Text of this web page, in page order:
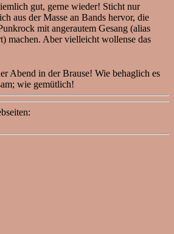
gut, gerne wieder! Sticht nur
aus der Masse an Bands hervor, die
mit angerautem Gesang (alias
machen. Aber vielleicht wollense das
Abend in der Brause! Wie behaglich es
wie gemütlich!